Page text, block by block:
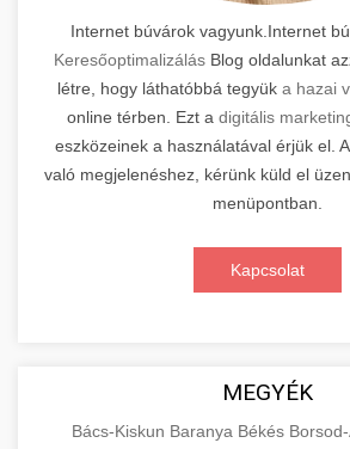
Internet búvárok vagyunk.Internet
KeresőoptimalizálásBlog oldalunkat
létre, hogy láthatóbbá tegyük a hazai
online térben. Ezt a digitális
eszközeinek a használatával érjük el.
való megjelenéshez, kérünk küld el
menüpontban.
Kapcsolat
MEGYÉK
Bács-Kiskun Baranya Békés